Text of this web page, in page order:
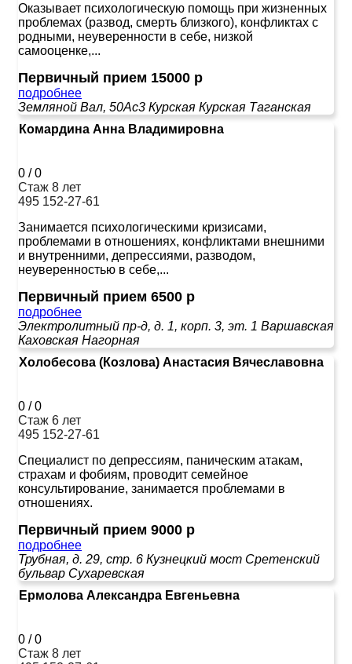
Оказывает психологическую помощь при жизненных
проблемах (развод, смерть близкого), конфликтах с
родными, неуверенности в себе, низкой
самооценке,...
Первичный прием 15000 р
подробнее
Земляной Вал, 50Ас3 Курская Курская Таганская
Комардина Анна Владимировна
0 /0
Стаж 8 лет
495 152-27-61
Занимается психологическими кризисами,
проблемами в отношениях, конфликтами внешними
и внутренними, депрессиями, разводом,
неуверенностью в себе,...
Первичный прием 6500 р
подробнее
Электролитный пр-д, д. 1, корп. 3, эт. 1 Варшавская
Каховская Нагорная
Холобесова (Козлова) Анастасия Вячеславовна
0 /0
Стаж 6 лет
495 152-27-61
Специалист по депрессиям, паническим атакам,
страхам и фобиям, проводит семейное
консультирование, занимается проблемами в
отношениях.
Первичный прием 9000 р
подробнее
Трубная, д. 29, стр. 6 Кузнецкий мост Сретенский
бульвар Сухаревская
Ермолова Александра Евгеньевна
0 /0
Стаж 8 лет